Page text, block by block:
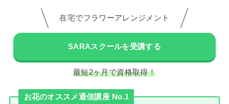
在宅でフラワーアレンジメント
SARAスクールを受講する
最短2ヶ月で資格取得！
お花のオススメ通信講座 No.1